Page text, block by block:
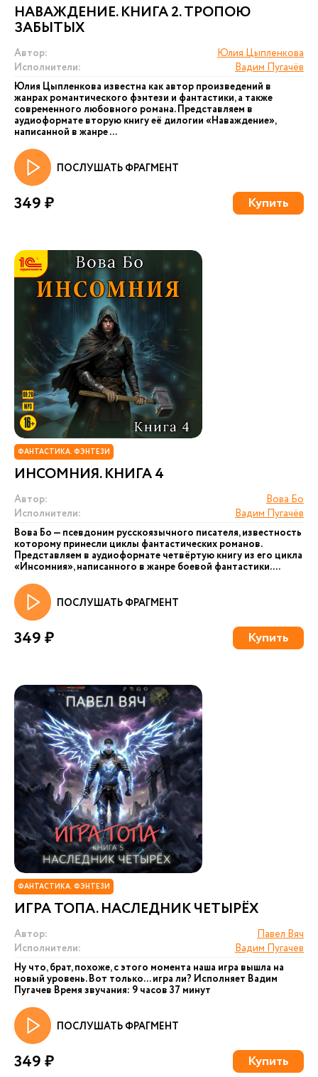
НАВАЖДЕНИЕ. КНИГА 2. ТРОПОЮ
ЗАБЫТЫХ
Автор:
Юлия Цыпленкова
Исполнители:
Вадим Пугачёв
Юлия Цыпленкова известна как автор произведений в
жанрах романтического фэнтези и фантастики, а также
современного любовного романа. Представляем в
аудиоформате вторую книгу её дилогии «Наваждение»,
написанной в жанре ...
ПОСЛУШАТЬ ФРАГМЕНТ
349 ₽ Купить
ФАНТАСТИКА. ФЭНТЕЗИ
ИНСОМНИЯ. КНИГА 4
Автор:
Вова Бо
Исполнители:
Вадим Пугачёв
Вова Бо — псевдоним русскоязычного писателя, известность
которому принесли циклы фантастических романов.
Представляем в аудиоформате четвёртую книгу из его цикла
«Инсомния», написанного в жанре боевой фантастики. ...
ПОСЛУШАТЬ ФРАГМЕНТ
349 ₽ Купить
ФАНТАСТИКА. ФЭНТЕЗИ
ИГРА ТОПА. НАСЛЕДНИК ЧЕТЫРЁХ
Автор:
Павел Вяч
Исполнители:
Вадим Пугачев
Ну что, брат, похоже, с этого момента наша игра вышла на
новый уровень. Вот только... игра ли? Исполняет Вадим
Пугачев Время звучания: 9 часов 37 минут
ПОСЛУШАТЬ ФРАГМЕНТ
349 ₽ Купить